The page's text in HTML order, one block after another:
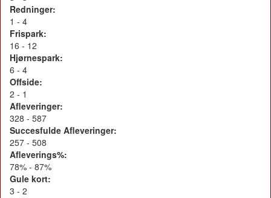
Redninger:
1 - 4
Frispark:
16 - 12
Hjørnespark:
6 - 4
Offside:
2 - 1
Afleveringer:
328 - 587
Succesfulde Afleveringer:
257 - 508
Afleverings%:
78% - 87%
Gule kort:
3 - 2